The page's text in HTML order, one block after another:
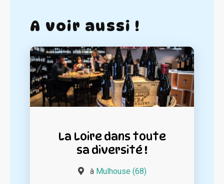
A voir aussi !
La Loire dans toute
sa diversité !
à Mulhouse (68)